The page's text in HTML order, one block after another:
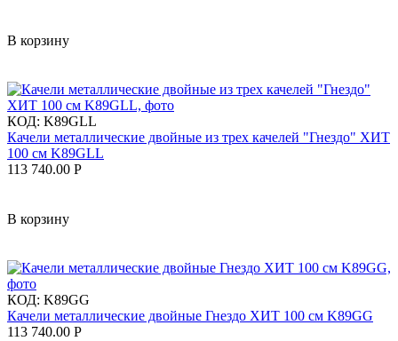
В корзину
КОД: K89GLL
Качели металлические двойные из трех качелей "Гнездо" ХИТ
100 см K89GLL
113 740.00 Р
В корзину
КОД: K89GG
Качели металлические двойные Гнездо ХИТ 100 см K89GG
113 740.00 Р